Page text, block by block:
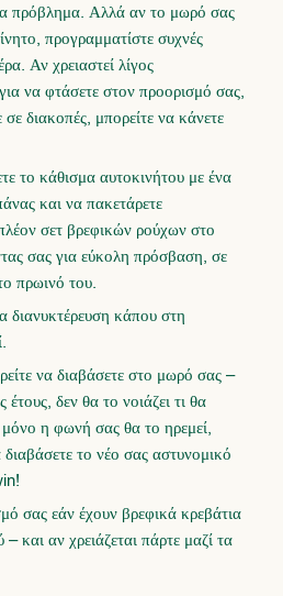
πρόβλημα. Αλλά αν το μωρό σας
προγραμματίστε συχνές
Αν χρειαστεί λίγος
να φτάσετε στον προορισμό σας,
σε διακοπές, μπορείτε να κάνετε
το κάθισμα αυτοκινήτου με ένα
και να πακετάρετε
σετ βρεφικών ρούχων στο
σας για εύκολη πρόσβαση, σε
πρωινό του.
διανυκτέρευση κάπου στη
να διαβάσετε στο μωρό σας –
δεν θα το νοιάζει τι θα
η φωνή σας θα το ηρεμεί,
το νέο σας αστυνομικό
σας εάν έχουν βρεφικά κρεβάτια
και αν χρειάζεται πάρτε μαζί τα